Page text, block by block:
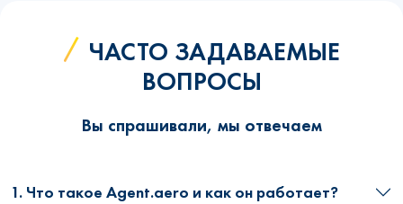
ЧАСТО ЗАДАВАЕМЫЕ
ВОПРОСЫ
Вы спрашивали, мы отвечаем
1. Что такое Agent.aero и как он работает?